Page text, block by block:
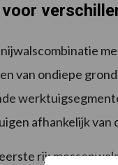
van ondiepe
afhankelijk van
rij: